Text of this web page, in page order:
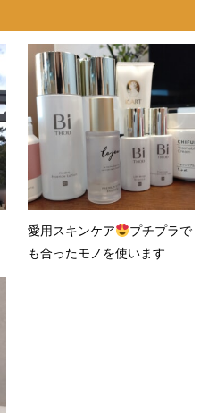
愛用スキンケア
プチプラで
も合ったモノを使います